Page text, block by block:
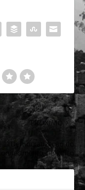
PRÓXIMO
Democratização do
conhecimento científico